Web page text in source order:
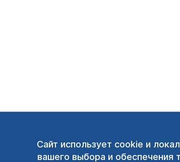
Сайт использует cookie и
вашего выбора и обеспечения